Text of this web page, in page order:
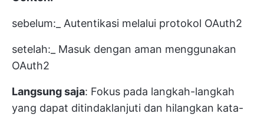
sebelum:_ Autentikasi melalui protokol OAuth2
setelah:_ Masuk dengan aman menggunakan
OAuth2
Langsung saja: Fokus pada langkah-langkah
yang dapat ditindaklanjuti dan hilangkan kata-